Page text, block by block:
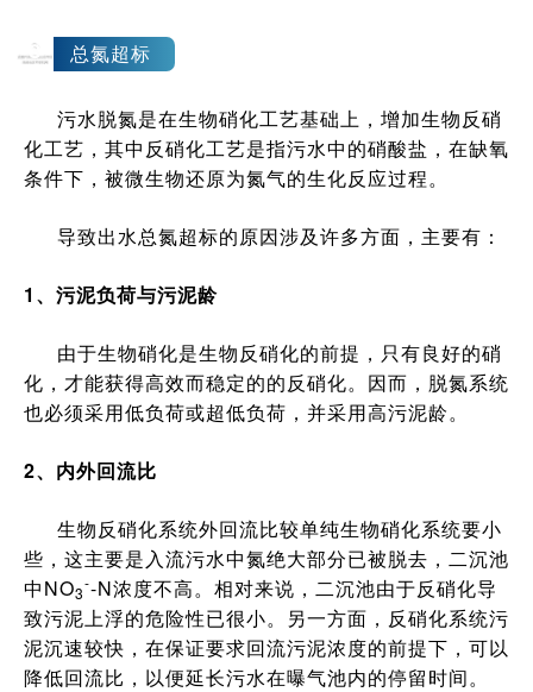
3 总氮超标
污水脱氮是在生物硝化工艺基础上，增加生物反硝
化工艺，其中反硝化工艺是指污水中的硝酸盐，在缺氧
条件下，被微生物还原为氮气的生化反应过程。
导致出水总氮超标的原因涉及许多方面，主要有：
1、污泥负荷与污泥龄
由于生物硝化是生物反硝化的前提，只有良好的硝
化，才能获得高效而稳定的的反硝化。因而，脱氮系统
也必须采用低负荷或超低负荷，并采用高污泥龄。
2、内外回流比
生物反硝化系统外回流比较单纯生物硝化系统要小
些，这主要是入流污水中氮绝大部分已被脱去，二沉池
中NO3
--N浓度不高。相对来说，二沉池由于反硝化导
致污泥上浮的危险性已很小。另一方面，反硝化系统污
泥沉速较快，在保证要求回流污泥浓度的前提下，可以
降低回流比，以便延长污水在曝气池内的停留时间。